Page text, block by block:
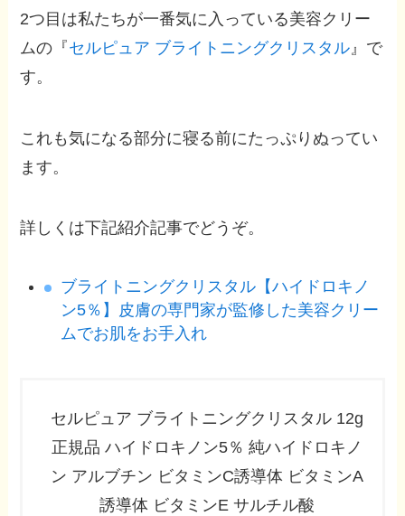
2つ目は私たちが一番気に入っている美容クリー
ムの『セルピュア ブライトニングクリスタル 』で
す。
これも気になる部分に寝る前にたっぷりぬってい
ます。
詳しくは下記紹介記事でどうぞ。
ブライトニングクリスタル【ハイドロキノ
ン5％】皮膚の専門家が監修した美容クリー
ムでお肌をお手入れ
セルピュア ブライトニングクリスタル 12g
正規品 ハイドロキノン5％ 純ハイドロキノ
ン アルブチン ビタミンC誘導体 ビタミンA
誘導体 ビタミンE サルチル酸